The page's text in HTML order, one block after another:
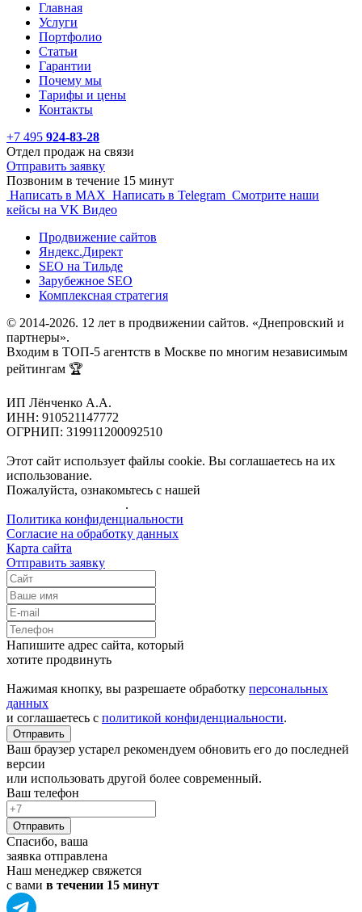
Главная
Услуги
Портфолио
Статьи
Гарантии
Почему мы
Тарифы и цены
Контакты
+7 495 924-83-28
Отдел продаж на связи
Отправить заявку
Позвоним в течение 15 минут
Написать в MAX Написать в Telegram Смотрите наши
кейсы на VK Видео
Продвижение сайтов
Яндекс.Директ
SEO на Тильде
Зарубежное SEO
Комплексная стратегия
© 2014-2026. 12 лет в продвижении сайтов. «Днепровский и
партнеры».
Входим в ТОП-5 агентств в Москве по многим независимым
рейтингам 🏆
ИП Лёнченко А.А.
ИНН: 910521147772
ОГРНИП: 319911200092510
Этот сайт использует файлы cookie. Вы соглашаетесь на их
использование.
Пожалуйста, ознакомьтесь с нашей
.
Политика конфиденциальности
Согласие на обработку данных
Карта сайта
Отправить заявку
Напишите адрес сайта, который
хотите продвинуть
Нажимая кнопку, вы разрешаете обработку персональных
данных
и соглашаетесь с политикой конфиденциальности.
Отправить
Ваш браузер устарел рекомендуем обновить его до последней
версии
или использовать другой более современный.
Ваш телефон
Отправить
Спасибо, ваша
заявка отправлена
Наш менеджер свяжется
с вами в течении 15 минут